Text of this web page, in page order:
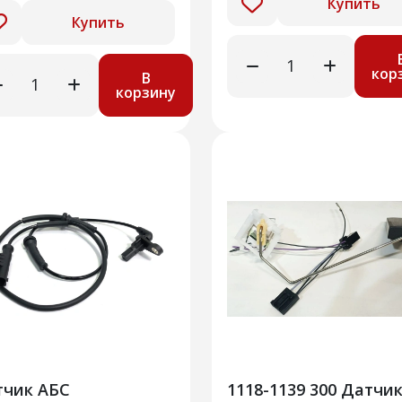
Купить
В
корзину
АБС
1118-1139 300 Датчик